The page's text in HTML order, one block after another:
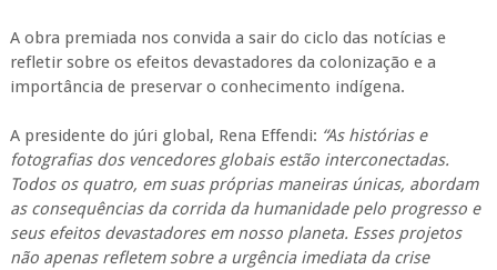
A obra premiada nos convida a sair do ciclo das notícias e
refletir sobre os efeitos devastadores da colonização e a
importância de preservar o conhecimento indígena.
A presidente do júri global, Rena Effendi: “As histórias e
fotografias dos vencedores globais estão interconectadas.
Todos os quatro, em suas próprias maneiras únicas, abordam
as consequências da corrida da humanidade pelo progresso e
seus efeitos devastadores em nosso planeta. Esses projetos
não apenas refletem sobre a urgência imediata da crise